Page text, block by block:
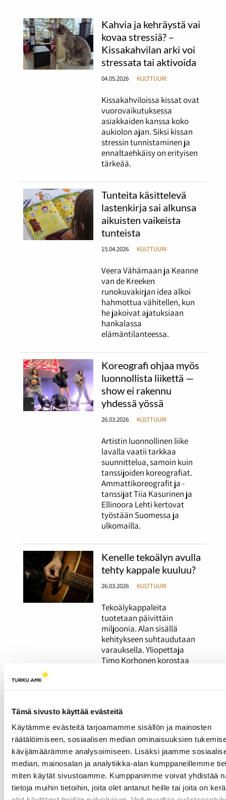
Tämä sivusto käyttää evästeitä
Käytämme evästeitä tarjoamamme sisällön ja mainosten
räätälöimiseen, sosiaalisen median ominaisuuksien
kävijämäärämme analysoimiseen. Lisäksi jaamme
median, mainosalan ja analytiikka-alan kumppaneillemme
miten käytät sivustoamme. Kumppanimme voivat yhdistää
tietoja muihin tietoihin, joita olet antanut heille tai joita on
Kahvia ja kehräystä vai
kovaa stressiä? –
Kissakahvilan arki voi
stressata tai aktivoida
04.05.2026 KULTTUURI
Kissakahviloissa kissat ovat
vuorovaikutuksessa
asiakkaiden kanssa koko
aukiolon ajan. Siksi kissan
stressin tunnistaminen ja
ennaltaehkäisy on erityisen
tärkeää.
Tunteita käsittelevä
lastenkirja sai alkunsa
aikuisten vaikeista
tunteista
15.04.2026 KULTTUURI
Veera Vähämaan ja Keanne
van de Kreeken
runokuvakirjan idea alkoi
hahmottua vähitellen, kun
he jakoivat ajatuksiaan
hankalassa
elämäntilanteessa.
Koreografi ohjaa myös
luonnollista liikettä —
show ei rakennu
yhdessä yössä
26.03.2026 KULTTUURI
Artistin luonnollinen liike
lavalla vaatii tarkkaa
suunnittelua, samoin kuin
tanssijoiden koreografiat.
Ammattikoreografit ja -
tanssijat Tiia Kasurinen ja
Ellinoora Lehti kertovat
työstään Suomessa ja
ulkomailla.
Kenelle tekoälyn avulla
tehty kappale kuuluu?
26.03.2026 KULTTUURI
Tekoälykappaleita
tuotetaan päivittäin
miljoonia. Alan sisällä
kehitykseen suhtaudutaan
varauksella. Yliopettaja
Timo Korhonen korostaa
Rap-artisti Olenleo
haluaa keikkailla
enemmän – uusiin
paikkoihin pääseminen
ilman nimeä on vaikeaa
26.03.2026 KULTTUURI